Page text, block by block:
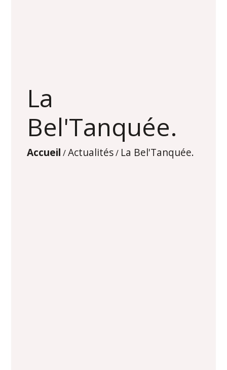
La
Bel'Tanquée.
Accueil /Actualités/ La Bel'Tanquée.